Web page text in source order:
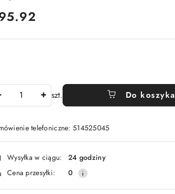
szt. Do koszyka
telefoniczne: 514525045
Wysyłka w ciągu:
24 godziny
Cena przesyłki:
0